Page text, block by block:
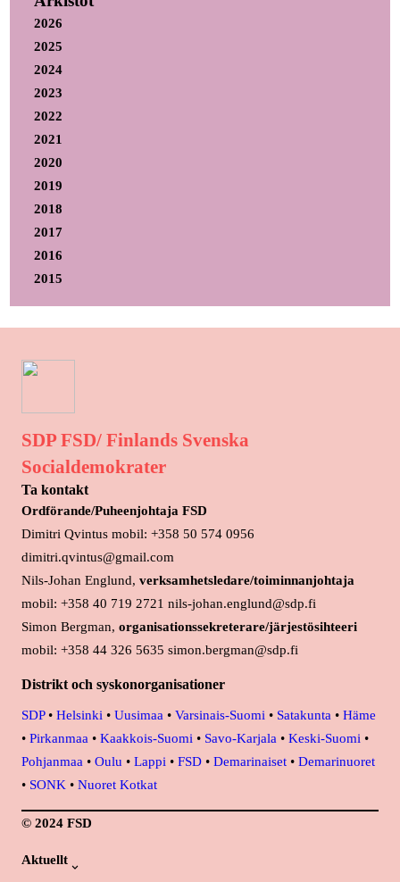
2026
2025
2024
2023
2022
2021
2020
2019
2018
2017
2016
2015
SDP FSD/ Finlands Svenska
Socialdemokrater
Ta kontakt
Ordförande/Puheenjohtaja FSD
Dimitri Qvintus mobil: +358 50 574 0956
dimitri.qvintus@gmail.com
Nils-Johan Englund, verksamhetsledare/toiminnanjohtaja
mobil: +358 40 719 2721 nils-johan.englund@sdp.fi
Simon Bergman, organisationssekreterare/järjestösihteeri
mobil: +358 44 326 5635 simon.bergman@sdp.fi
Distrikt och syskonorganisationer
SDP• Helsinki • Uusimaa • Varsinais-Suomi • Satakunta • Häme
• Pirkanmaa • Kaakkois-Suomi • Savo-Karjala • Keski-Suomi •
Pohjanmaa • Oulu • Lappi • FSD • Demarinaiset • Demarinuoret
• SONK • Nuoret Kotkat
© 2024 FSD
Aktuellt